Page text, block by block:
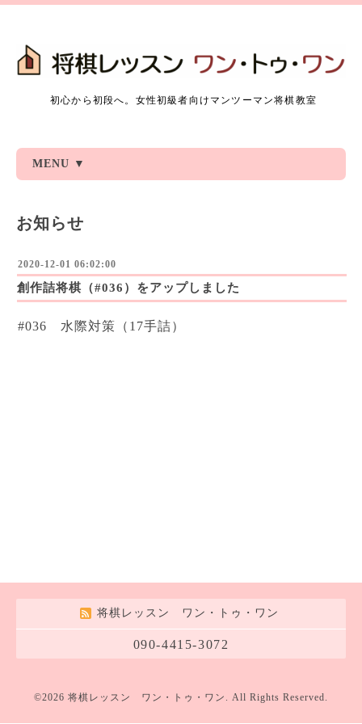
初心から初段へ。女性初級者向けマンツーマン将棋教室
MENU ▼
お知らせ
2020-12-01 06:02:00
創作詰将棋（#036）をアップしました
#036 水際対策（17手詰）
将棋レッスン ワン・トゥ・ワン
090-4415-3072
©2026 将棋レッスン ワン・トゥ・ワン . All Rights Reserved.